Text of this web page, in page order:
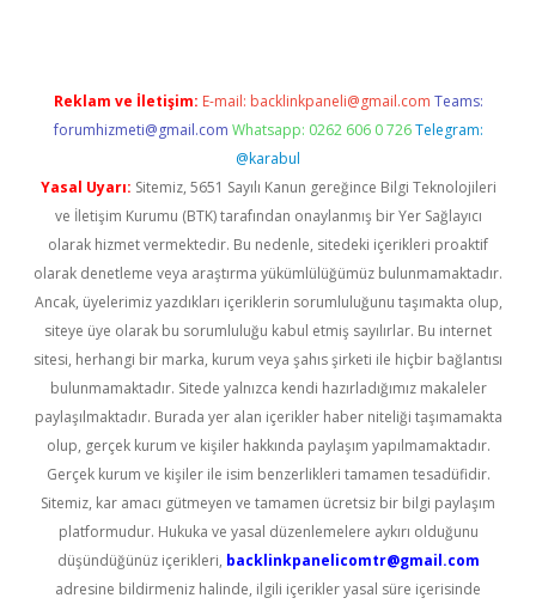
Reklam ve İletişim: E-mail: backlinkpaneli@gmail.com Teams:
forumhizmeti@gmail.com Whatsapp: 0262 606 0 726 Telegram:
@karabul
Yasal Uyarı: Sitemiz, 5651 Sayılı Kanun gereğince Bilgi Teknolojileri
ve İletişim Kurumu (BTK) tarafından onaylanmış bir Yer Sağlayıcı
olarak hizmet vermektedir. Bu nedenle, sitedeki içerikleri proaktif
olarak denetleme veya araştırma yükümlülüğümüz bulunmamaktadır.
Ancak, üyelerimiz yazdıkları içeriklerin sorumluluğunu taşımakta olup,
siteye üye olarak bu sorumluluğu kabul etmiş sayılırlar. Bu internet
sitesi, herhangi bir marka, kurum veya şahıs şirketi ile hiçbir bağlantısı
bulunmamaktadır. Sitede yalnızca kendi hazırladığımız makaleler
paylaşılmaktadır. Burada yer alan içerikler haber niteliği taşımamakta
olup, gerçek kurum ve kişiler hakkında paylaşım yapılmamaktadır.
Gerçek kurum ve kişiler ile isim benzerlikleri tamamen tesadüfidir.
Sitemiz, kar amacı gütmeyen ve tamamen ücretsiz bir bilgi paylaşım
platformudur. Hukuka ve yasal düzenlemelere aykırı olduğunu
düşündüğünüz içerikleri, backlinkpanelicomtr@gmail.com
adresine bildirmeniz halinde, ilgili içerikler yasal süre içerisinde